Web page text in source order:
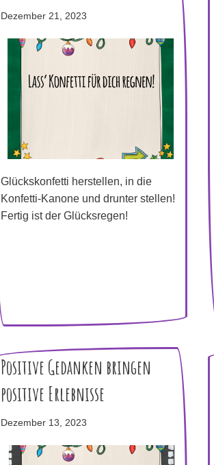
Dezember 21, 2023
Glückskonfetti herstellen, in die
Konfetti-Kanone und drunter stellen!
Fertig ist der Glücksregen!
Positive Gedanken bringen
positive Erlebnisse
Dezember 13, 2023